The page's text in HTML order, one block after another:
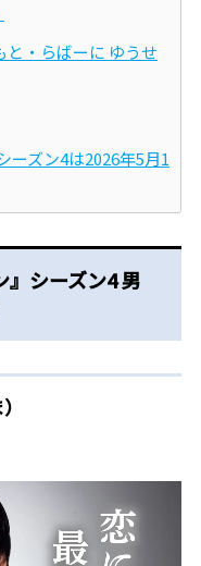
と・らばーに ゆうせ
ーズン4は2026年5月1
』シーズン4 男